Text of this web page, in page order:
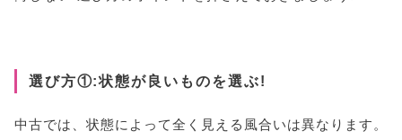
選び方①:状態が良いものを選ぶ!
中古では、状態によって全く見える風合いは異なります。